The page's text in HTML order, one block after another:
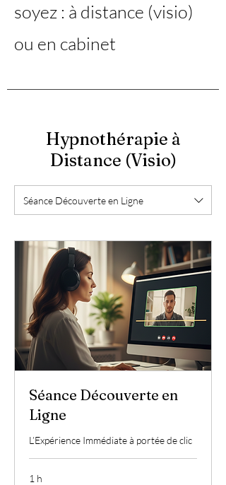
soyez : à distance (visio)
ou en cabinet
Hypnothérapie à
Distance (Visio)
Séance Découverte en Ligne
Séance Découverte en
Ligne
L’Expérience Immédiate à portée de clic
1 h